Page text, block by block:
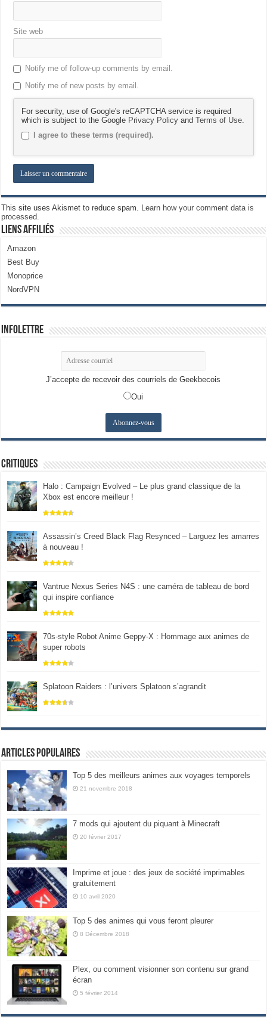
Site web
Notify me of follow-up comments by email.
Notify me of new posts by email.
For security, use of Google's reCAPTCHA service is required
which is subject to the Google Privacy Policy andTerms of Use.
I agree to these terms (required).
This site uses Akismet to reduce spam. Learn how your comment data is
processed.
Liens Affiliés
Amazon
Best Buy
Monoprice
NordVPN
Infolettre
J’accepte de recevoir des courriels de Geekbecois
Oui
Critiques
Halo : Campaign Evolved – Le plus grand classique de la
Xbox est encore meilleur !
Assassin’s Creed Black Flag Resynced – Larguez les amarres
à nouveau !
Vantrue Nexus Series N4S : une caméra de tableau de bord
qui inspire confiance
70s-style Robot Anime Geppy-X : Hommage aux animes de
super robots
Splatoon Raiders : l’univers Splatoon s’agrandit
Articles populaires
Top 5 des meilleurs animes aux voyages temporels
21 novembre 2018
7 mods qui ajoutent du piquant à Minecraft
20 février 2017
Imprime et joue : des jeux de société imprimables
gratuitement
10 avril 2020
Top 5 des animes qui vous feront pleurer
8 Décembre 2018
Plex, ou comment visionner son contenu sur grand
écran
5 février 2014